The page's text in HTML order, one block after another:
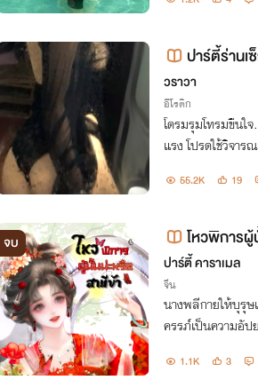
ปาร์ตี้ร่าน
วราวา
อีโรติก
โดรมรุมโทรมขืนใจ…ในงาน
แรง โปรดใช้วิจา
55.2K 19
จบ โหวพิการ
ปาร์ตี้ คาราเมล
จีน
นางพลีกายให้บุรุษ
ครรภ์เป็นความอัป
ยไร้ศักดิ์ศรี
1.1K 3